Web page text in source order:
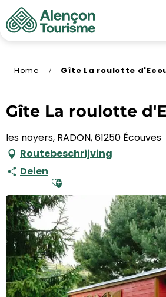
Aller
au
contenu
Home Gîte La roulotte
Gîte La roulotte
les noyers, RADON, 61250 Écouves
Routebeschrijving
Delen Ajouter aux favoris